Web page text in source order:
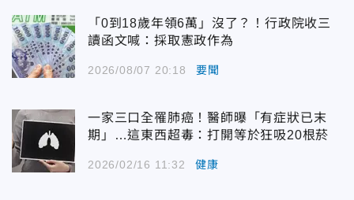
「0到18歲年領6萬」沒了？！行政院收三
讀函文喊：採取憲政作為
2026/08/07 20:18 要聞
一家三口全罹肺癌！醫師曝「有症狀已末
期」…這東西超毒：打開等於狂吸20根菸
2026/02/16 11:32 健康